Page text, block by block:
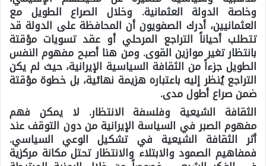
وخاصة الدولة العثمانية. وخلال الصراع الطويل مع
العثمانيين، أدرك الصفويون أن المحافظة على الدولة قد
تتطلب أحياناً التراجع المرحلي أو عقد تسويات مؤقتة
بانتظار تغير موازين القوى. ومن هنا أصبح مفهوم النفس
الطويل جزءاً من الثقافة السياسية الإيرانية، حيث لم يكن
التراجع يُنظر إليه باعتباره هزيمة نهائية، بل خطوة مؤقتة
ضمن صراع أطول مدى.
الثقافة الشيعية وفلسفة الانتظار. لا يمكن فهم
مفهوم الصبر في السياسة الإيرانية من دون التوقف عند
أثر الثقافة الشيعية في تشكيل الوعي السياسي.
فمفاهيم الصمود والابتلاء والانتظار تحتل مكانة مركزية